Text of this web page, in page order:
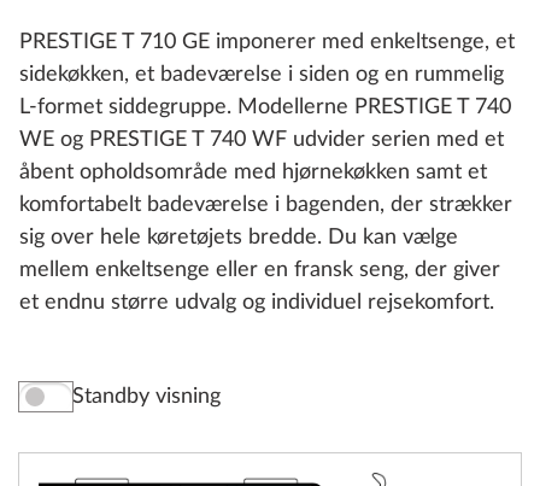
PRESTIGE T 710 GE imponerer med enkeltsenge, et
sidekøkken, et badeværelse i siden og en rummelig
L-formet siddegruppe. Modellerne PRESTIGE T 740
WE og PRESTIGE T 740 WF udvider serien med et
åbent opholdsområde med hjørnekøkken samt et
komfortabelt badeværelse i bagenden, der strækker
sig over hele køretøjets bredde. Du kan vælge
mellem enkeltsenge eller en fransk seng, der giver
et endnu større udvalg og individuel rejsekomfort.
Standby visning